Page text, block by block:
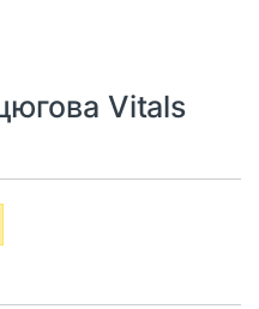
Vitals